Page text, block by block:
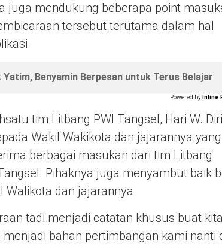
juga mendukung beberapa point
tersebut terutama dalam hal
Yatim, Benyamin Berpesan untuk Terus Belajar
Powered by Inline
tim Litbang PWI Tangsel, Hari W.
Wakil Wakikota dan jajarannya yang
berbagai masukan dari tim Litbang
Pihaknya juga menyambut baik
Walikota dan jajarannya.
tadi menjadi catatan khusus buat
bahan pertimbangan kami nanti